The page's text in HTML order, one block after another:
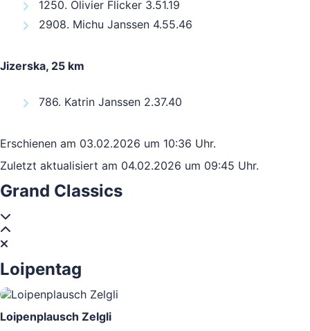
1250. Olivier Flicker 3.51.19
2908. Michu Janssen 4.55.46
Jizerska, 25 km
786. Katrin Janssen 2.37.40
Erschienen am 03.02.2026 um 10:36 Uhr.
Zuletzt aktualisiert am 04.02.2026 um 09:45 Uhr.
Grand Classics
Loipentag
Loipenplausch Zelgli